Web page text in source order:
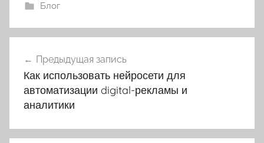
Блог
по
записям
Предыдущая запись
Как использовать нейросети для
автоматизации digital-рекламы и
аналитики